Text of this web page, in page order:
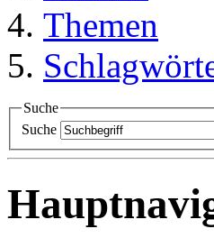
Themen
Suche
Suche